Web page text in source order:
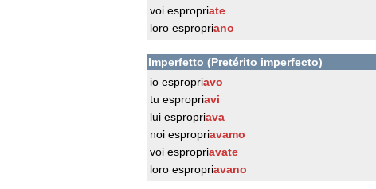
voi espropriate
loro espropriano
Imperfetto (Pretérito imperfecto)
io espropriavo
tu espropriavi
lui espropriava
noi espropriavamo
voi espropriavate
loro espropriavano